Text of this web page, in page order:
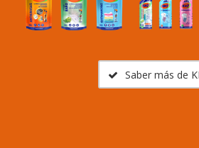
Saber más de